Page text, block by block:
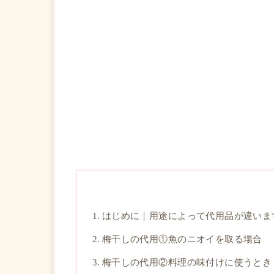
はじめに｜用途によって代用品が違いま
梅干しの代用①魚のニオイを取る場合
梅干しの代用②料理の味付けに使うとき